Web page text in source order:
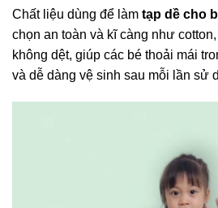
Chất liệu dùng để làm tạp dề cho
chọn an toàn và kĩ càng như
không dệt, giúp các bé thoải mái
và dễ dàng vệ sinh sau mỗi lần sử